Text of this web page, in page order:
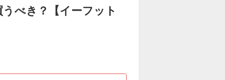
べき？【イーフット